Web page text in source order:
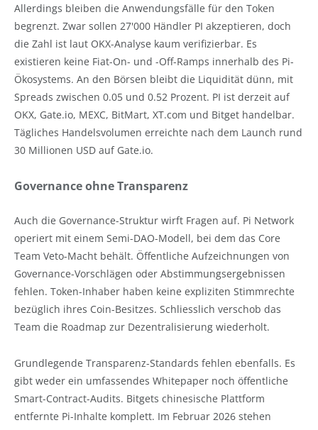
Allerdings bleiben die Anwendungsfälle für den Token
begrenzt. Zwar sollen 27'000 Händler PI akzeptieren, doch
die Zahl ist laut OKX-Analyse kaum verifizierbar. Es
existieren keine Fiat-On- und -Off-Ramps innerhalb des Pi-
Ökosystems. An den Börsen bleibt die Liquidität dünn, mit
Spreads zwischen 0.05 und 0.52 Prozent. PI ist derzeit auf
OKX, Gate.io, MEXC, BitMart, XT.com und Bitget handelbar.
Tägliches Handelsvolumen erreichte nach dem Launch rund
30 Millionen USD auf Gate.io.
Governance ohne Transparenz
Auch die Governance-Struktur wirft Fragen auf. Pi Network
operiert mit einem Semi-DAO-Modell, bei dem das Core
Team Veto-Macht behält. Öffentliche Aufzeichnungen von
Governance-Vorschlägen oder Abstimmungsergebnissen
fehlen. Token-Inhaber haben keine expliziten Stimmrechte
bezüglich ihres Coin-Besitzes. Schliesslich verschob das
Team die Roadmap zur Dezentralisierung wiederholt.
Grundlegende Transparenz-Standards fehlen ebenfalls. Es
gibt weder ein umfassendes Whitepaper noch öffentliche
Smart-Contract-Audits. Bitgets chinesische Plattform
entfernte Pi-Inhalte komplett. Im Februar 2026 stehen